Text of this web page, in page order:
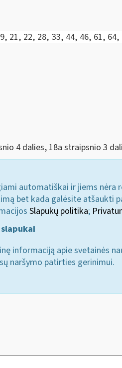
21, 22, 28, 33, 44, 46, 61,
4 dalies, 18a straipsnio 3
automatiškai ir jiems nėra
bet kada galėsite atšaukti
Slapukų politika;
informaciją apie svetainės
naršymo patirties gerinimui.